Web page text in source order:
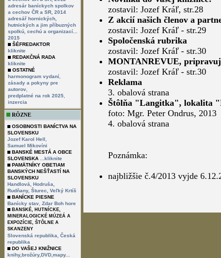
adresár baníckych spolkov
a cechov ČR a SR, 2014
adresář hornických,
hutnických a jim příbuzných
spolkú, cechú a organizací...
2015
ŠÉFREDAKTOR
kliknite
REDAKČNÁ RADA
kliknite
OSTATNÉ
harmonogram vydaní
zásady a pokyny pre
autorov
predplatné na rok 2025
inzercia
RÔZNE
OSOBNOSTI BANÍCTVA NA
SLOVENSKU
Jozef Karol Hell
Samuel Mikovíni
BANSKÉ MESTÁ A OBCE
SLOVENSKA
...kliknite
PAMÄTNÍKY OBETIAM
BANSKÝCH NEŠŤASTÍ NA
SLOVENSKU
Handlová,
Hodruša,
Rudňany, Šturec,
Veľký Krtíš
BANÍCKE PIESNE
Banícky stav Zdar Boh hore
BANSKÉ, HUTNÍCKE,
MINERALOGICKÉ MÚZEÁ A
EXPOZÍCIE, ŠTÔLNE A
SKANZENY
Slovenská republika,
Česká
republika
DO VAŠEJ KNIŽNICE
knihy,brožúry,DVD,mapy...
zostavil: Jozef Kráľ, str.28
Z akcií našich členov a
zostavil: Jozef Kráľ - str.29
Spoločenská rubrika
zostavil: Jozef Kráľ - str.30
MONTANREVUE,
zostavil: Jozef Kráľ - str.30
Reklama
3. obalová strana
Štôlňa "Langitka", lokalita
foto: Mgr. Peter Ondrus, 2013
4. obalová strana
Poznámka:
najbližšie č.4/2013 vyjde